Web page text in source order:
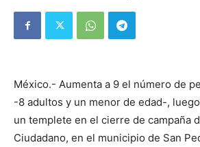
México.- Aumenta a 9 el número de
-8 adultos y un menor de edad-,
un templete en el cierre de campaña
Ciudadano, en el municipio de San